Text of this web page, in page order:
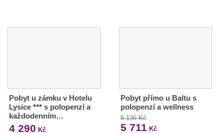
Pobyt u zámku v Hotelu
Lysice *** s polopenzí a
každodenním…
4 290 Kč
Pobyt přímo u Baltu s
polopenzí a wellness
6 136 Kč
5 711 Kč